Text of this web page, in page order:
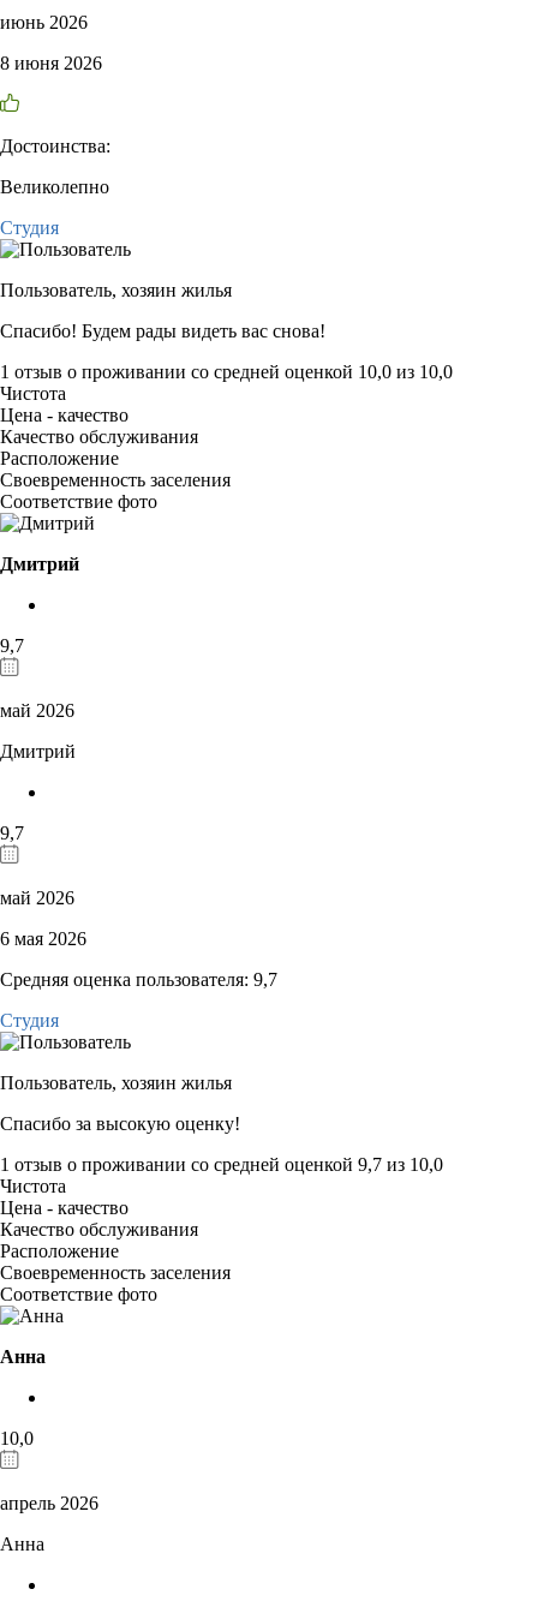
июнь 2026
8 июня 2026
Достоинства:
Великолепно
Студия
Пользователь, хозяин жилья
Спасибо! Будем рады видеть вас снова!
1 отзыв о проживании со средней оценкой 10,0 из 10,0
Чистота
Цена - качество
Качество обслуживания
Расположение
Своевременность заселения
Соответствие фото
Дмитрий
9,7
май 2026
Дмитрий
9,7
май 2026
6 мая 2026
Средняя оценка пользователя: 9,7
Студия
Пользователь, хозяин жилья
Спасибо за высокую оценку!
1 отзыв о проживании со средней оценкой 9,7 из 10,0
Чистота
Цена - качество
Качество обслуживания
Расположение
Своевременность заселения
Соответствие фото
Анна
10,0
апрель 2026
Анна